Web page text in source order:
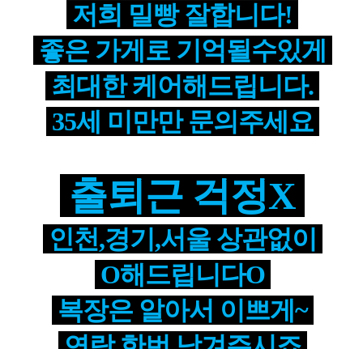
저희 밀빵 잘합니다!
좋은 가게로 기억될수있게
최대한 케어해드립니다.
35세 미만만 문의주세요
출퇴근 걱정X
인천,경기,서울 상관없이
O해드립니다O
복장은 알아서 이쁘게~